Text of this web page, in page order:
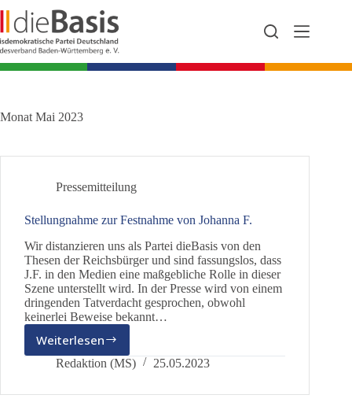
Inhalt
springen
Monat Mai 2023
Pressemitteilung
Stellungnahme zur Festnahme von Johanna F.
Wir distanzieren uns als Partei dieBasis von den
Thesen der Reichsbürger und sind fassungslos, dass
J.F. in den Medien eine maßgebliche Rolle in dieser
Szene unterstellt wird. In der Presse wird von einem
dringenden Tatverdacht gesprochen, obwohl
keinerlei Beweise bekannt…
WeiterlesenStellungnahme
zur
von
Redaktion (MS) 25.05.2023